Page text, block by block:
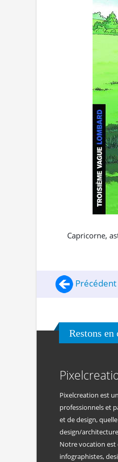
Capricorne,
Précédent
Restons en
Pixelcreation est
professionnels et
et de design,
design/
Notre vocation
infographistes,